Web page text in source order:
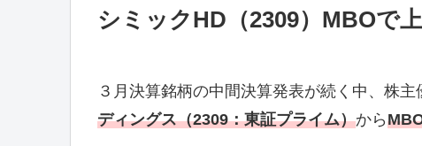
シミックHD（2309）MBOで
３月決算銘柄の中間決算発表が続く中、株
ディングス（2309：東証プライム）から